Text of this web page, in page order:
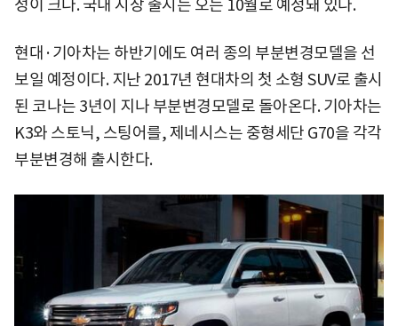
성이 크다. 국내 시장 출시는 오는 10월로 예정돼 있다.
현대·기아차는 하반기에도 여러 종의 부분변경모델을 선
보일 예정이다. 지난 2017년 현대차의 첫 소형 SUV로 출시
된 코나는 3년이 지나 부분변경모델로 돌아온다. 기아차는
K3와 스토닉, 스팅어를, 제네시스는 중형세단 G70을 각각
부분변경해 출시한다.